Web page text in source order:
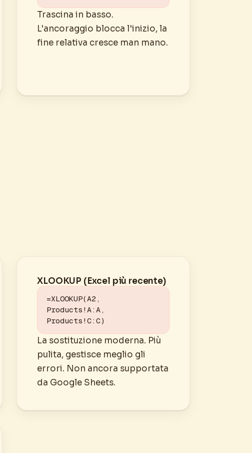
Trascina in basso.
L'ancoraggio blocca l'inizio, la
fine relativa cresce man mano.
XLOOKUP (Excel più recente)
=XLOOKUP(A2,
Products!A:A,
Products!C:C)
La sostituzione moderna. Più
pulita, gestisce meglio gli
errori. Non ancora supportata
da Google Sheets.